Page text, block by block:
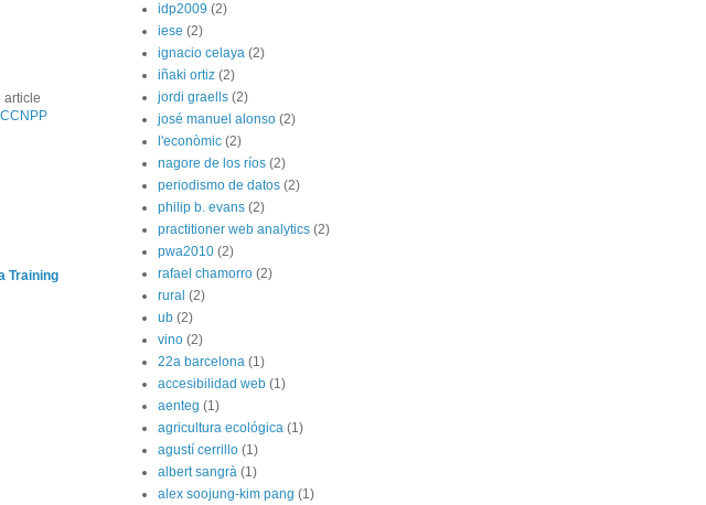
article
CCNPP
Training
idp2009 (2)
iese (2)
ignacio celaya (2)
iñaki ortiz (2)
jordi graells (2)
josé manuel alonso (2)
l'econòmic (2)
nagore de los ríos (2)
periodismo de datos (2)
philip b. evans (2)
practitioner web analytics (2)
pwa2010 (2)
rafael chamorro (2)
rural (2)
ub (2)
vino (2)
22a barcelona (1)
accesibilidad web (1)
aenteg (1)
agricultura ecológica (1)
agustí cerrillo (1)
albert sangrà (1)
alex soojung-kim pang (1)